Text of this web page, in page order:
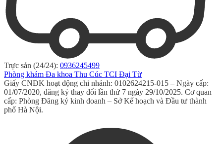
Trực sản (24/24): 0936245499
Phòng khám Đa khoa Thu Cúc TCI Đại Từ
Giấy CNĐK hoạt động chi nhánh: 0102624215-015 – Ngày cấp:
01/07/2020, đăng ký thay đổi lần thứ 7 ngày 29/10/2025. Cơ quan
cấp: Phòng Đăng ký kinh doanh – Sở Kế hoạch và Đầu tư thành
phố Hà Nội.